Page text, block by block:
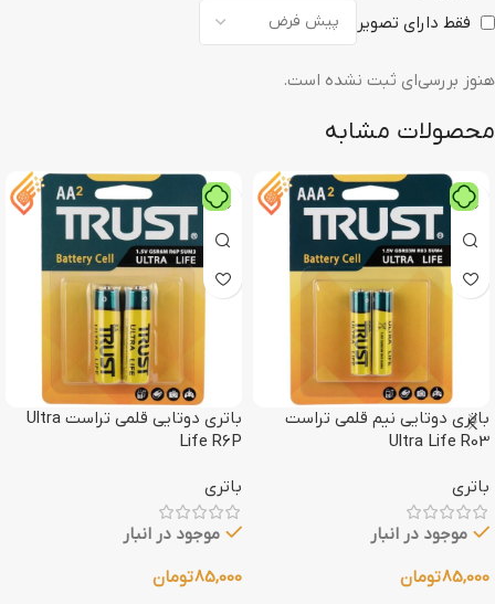
فقط دارای تصویر
هنوز بررسی‌ای ثبت نشده است.
محصولات مشابه
باتری دوتایی نیم قلمی تراست
Ultra Life R03
باتری
موجود در انبار
85,000تومان
باتری دوتایی قلمی تراست Ultra
Life R6P
باتری
موجود در انبار
85,000تومان